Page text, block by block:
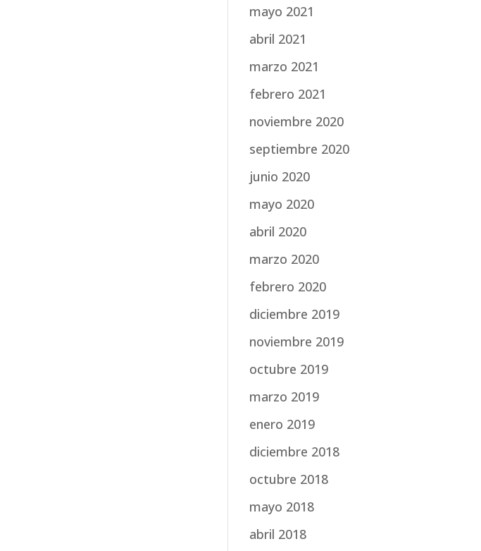
mayo 2021
abril 2021
marzo 2021
febrero 2021
noviembre 2020
septiembre 2020
junio 2020
mayo 2020
abril 2020
marzo 2020
febrero 2020
diciembre 2019
noviembre 2019
octubre 2019
marzo 2019
enero 2019
diciembre 2018
octubre 2018
mayo 2018
abril 2018